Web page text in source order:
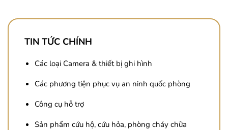
TIN TỨC CHÍNH
Các loại Camera & thiết bị ghi hình
Các phương tiện phục vụ an ninh quốc phòng
Công cụ hỗ trợ
Sản phẩm cứu hộ, cứu hỏa, phòng cháy chữa